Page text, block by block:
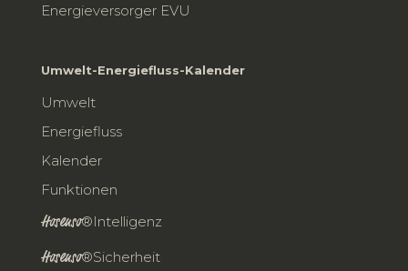
Energieversorger EVU
Umwelt-Energiefluss-Kalender
Umwelt
Energiefluss
Kalender
Funktionen
Hosenso®Intelligenz
Hosenso®Sicherheit